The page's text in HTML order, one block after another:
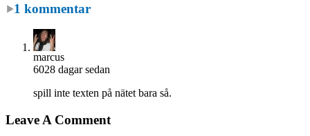
1 kommentar
marcus
6028 dagar sedan
spill inte texten på nätet bara så.
Leave A Comment